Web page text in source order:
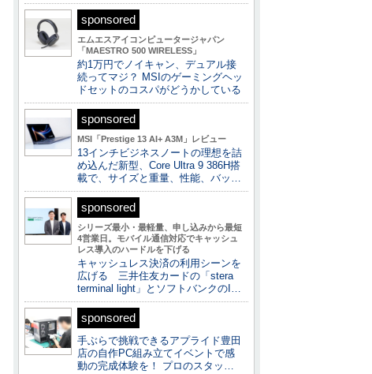
sponsored
エムエスアイコンピュータージャパン
「MAESTRO 500 WIRELESS」
約1万円でノイキャン、デュアル接
続ってマジ？ MSIのゲーミングヘッ
ドセットのコスパがどうかしている
sponsored
MSI「Prestige 13 AI+ A3M」レビュー
13インチビジネスノートの理想を詰
め込んだ新型、Core Ultra 9 386H搭
載で、サイズと重量、性能、バッ…
sponsored
シリーズ最小・最軽量、申し込みから最短
4営業日。モバイル通信対応でキャッシュ
レス導入のハードルを下げる
キャッシュレス決済の利用シーンを
広げる 三井住友カードの「stera
terminal light」とソフトバンクのI…
sponsored
手ぶらで挑戦できるアプライド豊田
店の自作PC組み立てイベントで感
動の完成体験を！ プロのスタッ…